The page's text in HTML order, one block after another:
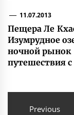
11.07.2013
Пещера Ле
Изумрудное
ночной рынок
путешествия
Previous